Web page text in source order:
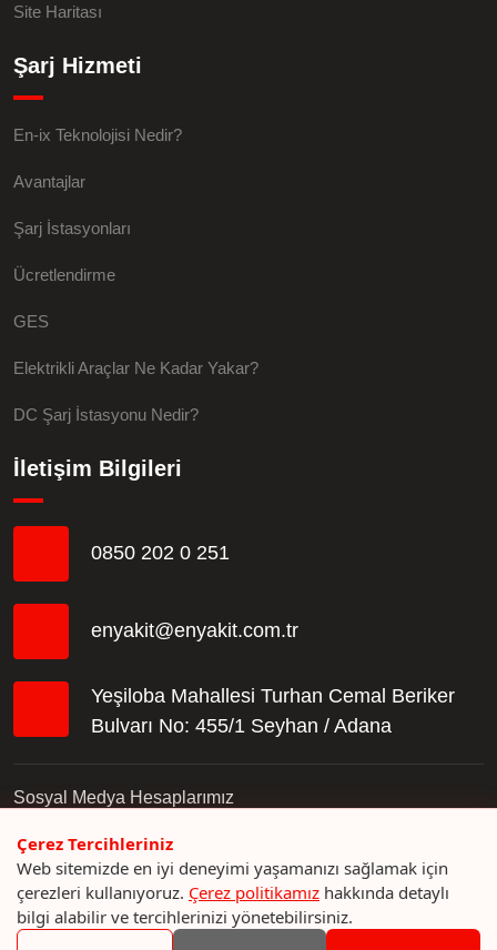
Site Haritası
Şarj Hizmeti
En-ix Teknolojisi Nedir?
Avantajlar
Şarj İstasyonları
Ücretlendirme
GES
Elektrikli Araçlar Ne Kadar Yakar?
DC Şarj İstasyonu Nedir?
İletişim Bilgileri
0850 202 0 251
enyakit@enyakit.com.tr
Yeşiloba Mahallesi Turhan Cemal Beriker
Bulvarı No: 455/1 Seyhan / Adana
Sosyal Medya Hesaplarımız
© 2023 En Yakıt
Çerez Tercihleriniz
Web sitemizde en iyi deneyimi yaşamanızı sağlamak için
çerezleri kullanıyoruz. Çerez politikamız hakkında detaylı
bilgi alabilir ve tercihlerinizi yönetebilirsiniz.